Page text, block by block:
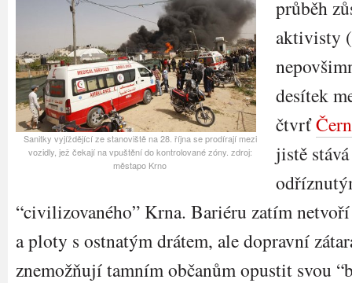
Sanitky vyjíždějící ze stanoviště na 28. října se prodírají mezi
vozidly, jež čekají na vpuštění do kontrolované zóny. zdroj:
městapo Krno
průběh
aktivisty
desítek
čtvrť
jistě
“civilizovaného” Krna. Bariéru zatím
a ploty s ostnatým drátem, ale dopravní
znemožňují tamním občanům opustit svou